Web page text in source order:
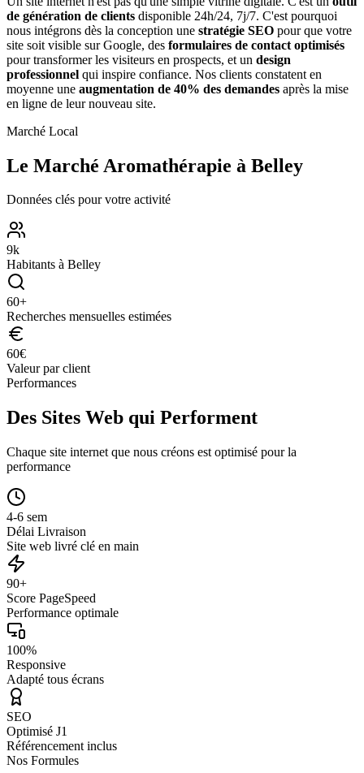
de génération de clients disponible 24h/24, 7j/7. C'est pourquoi
nous intégrons dès la conception une stratégie SEO pour que votre
site soit visible sur Google, des formulaires de contact optimisés
pour transformer les visiteurs en prospects, et un design
professionnel qui inspire confiance. Nos clients constatent en
moyenne une augmentation de 40% des demandes après la mise
en ligne de leur nouveau site.
Marché Local
Le Marché Aromathérapie à Belley
Données clés pour votre activité
9k
Habitants à Belley
60+
Recherches mensuelles estimées
60€
Valeur par client
Performances
Des Sites Web qui Performent
Chaque site internet que nous créons est optimisé pour la
performance
4-6 sem
Délai Livraison
Site web livré clé en main
90+
Score PageSpeed
Performance optimale
100%
Responsive
Adapté tous écrans
SEO
Optimisé J1
Référencement inclus
Nos Formules